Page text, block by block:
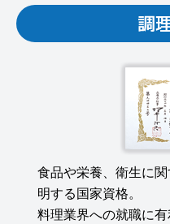
調
食品や栄養、衛生に
明する国家資格。
料理業界への就職に有